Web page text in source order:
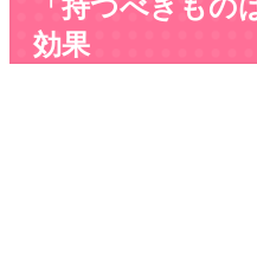
「持つべきもの
効果